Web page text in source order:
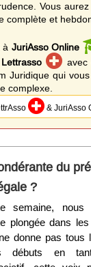
Vous
complète et
à JuriAsso Online
Lettrasso
avec
Juridique qui
complexe.
& JuriAsso
du
?
semaine,
plongée dans
donne pas tous
débuts en